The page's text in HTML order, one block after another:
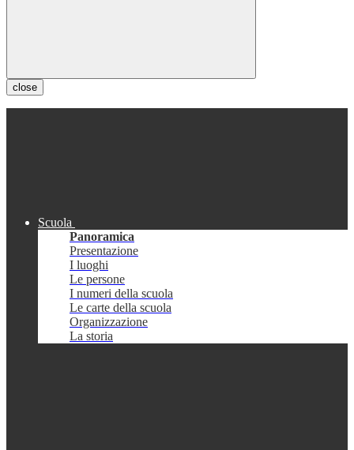
close
Scuola
Panoramica
Presentazione
I luoghi
Le persone
I numeri della scuola
Le carte della scuola
Organizzazione
La storia